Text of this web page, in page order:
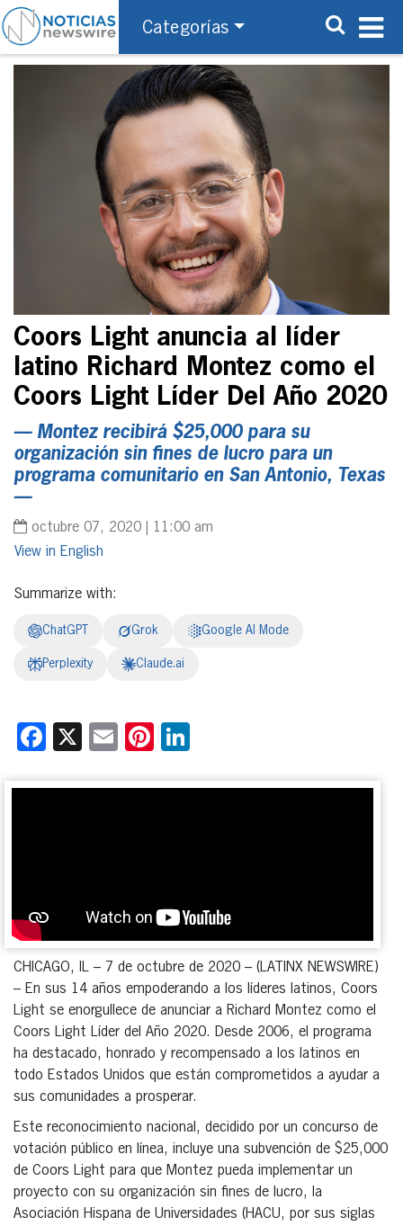
Categorías
Coors Light anuncia al líder
latino Richard Montez como el
Coors Light Líder Del Año 2020
— Montez recibirá $25,000 para su
organización sin fines de lucro para un
programa comunitario en San Antonio, Texas
—
octubre 07, 2020 | 11:00 am
English
Summarize with:
ChatGPT Grok Google AI Mode
Perplexity Claude.ai
Facebook
X EmailPinterest
CHICAGO, IL – 7 de octubre de 2020 – (LATINX NEWSWIRE)
– En sus 14 años empoderando a los líderes latinos, Coors
Light se enorgullece de anunciar a Richard Montez como el
Coors Light Líder del Año 2020. Desde 2006, el programa
ha destacado, honrado y recompensado a los latinos en
todo Estados Unidos que están comprometidos a ayudar a
sus comunidades a prosperar.
Este reconocimiento nacional, decidido por un concurso de
votación público en línea, incluye una subvención de $25,000
de Coors Light para que Montez pueda implementar un
proyecto con su organización sin fines de lucro, la
Asociación Hispana de Universidades (HACU, por sus siglas